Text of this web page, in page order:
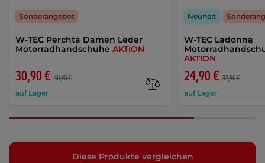
W-TEC Perchta Damen Leder
Motorradhandschuhe AKTION
30,90 € 40,90 €
auf Lager
Sonderangebot
W-TEC Ladonna
AKTION
24,90 € 37,90 €
auf Lager
Neuheit
Diese Produkte vergleichen